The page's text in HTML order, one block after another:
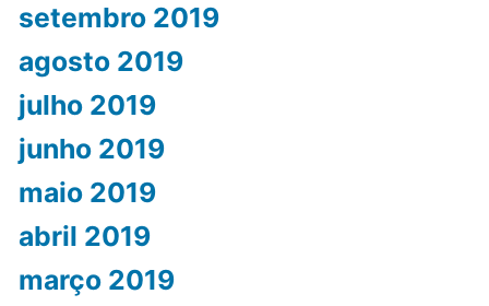
setembro 2019
agosto 2019
julho 2019
junho 2019
maio 2019
abril 2019
março 2019